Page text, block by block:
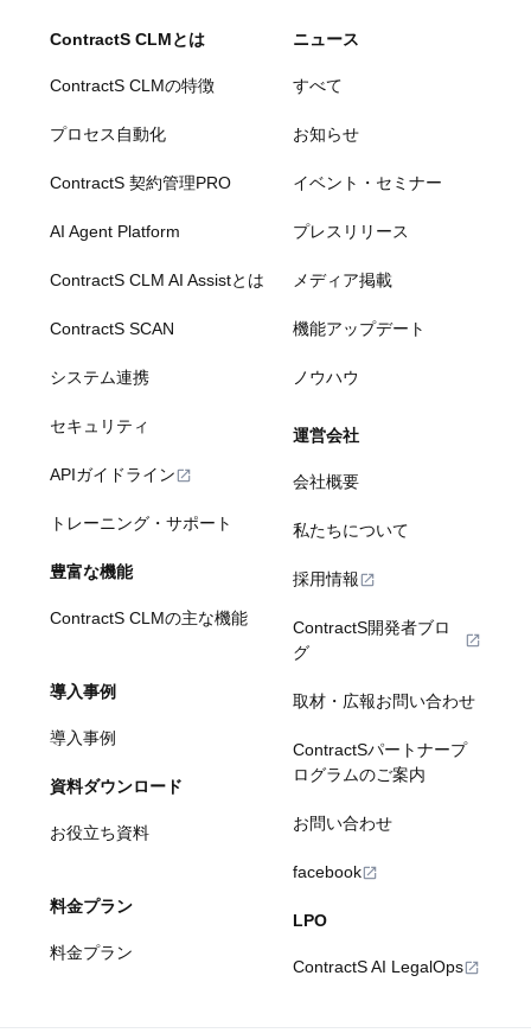
ContractS CLMとは
ContractS CLMの特徴
プロセス自動化
ContractS 契約管理PRO
AI Agent Platform
ContractS CLM AI Assistとは
ContractS SCAN
システム連携
セキュリティ
APIガイドライン
トレーニング・サポート
豊富な機能
ContractS CLMの主な機能
導入事例
導入事例
資料ダウンロード
お役立ち資料
料金プラン
料金プラン
ニュース
すべて
お知らせ
イベント・セミナー
プレスリリース
メディア掲載
機能アップデート
ノウハウ
運営会社
会社概要
私たちについて
採用情報
ContractS開発者ブロ
グ
取材・広報お問い合わせ
ContractSパートナープ
ログラムのご案内
お問い合わせ
facebook
LPO
ContractS AI LegalOps